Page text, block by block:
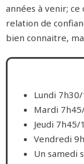
années à venir;
relation de
bien connaitre,
Lundi
Mardi
Jeudi 7h45/
Vendredi
Un samedi